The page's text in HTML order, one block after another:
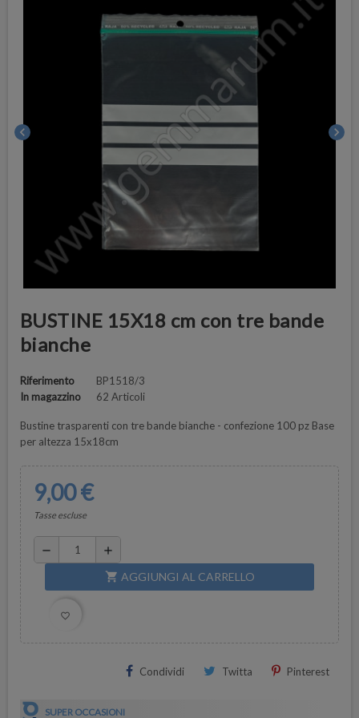
chevron_left chevron_right
BUSTINE 15X18 cm con tre bande
bianche
Riferimento
BP1518/3
In magazzino
62 Articoli
Bustine trasparenti con tre bande bianche - confezione 100 pz Base
per altezza 15x18cm
9,00 €
Tasse escluse
remove add
shopping_cart AGGIUNGI AL CARRELLO
favorite_border
Condividi Twitta Pinterest
SUPER OCCASIONI